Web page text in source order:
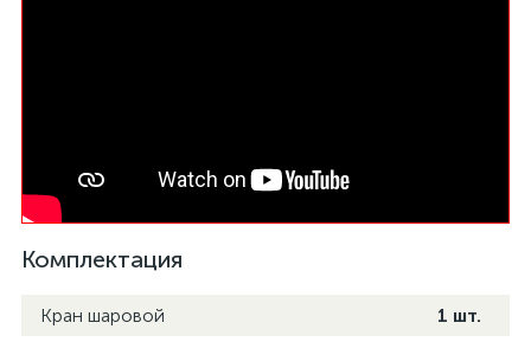
Комплектация
Кран шаровой
1 шт.